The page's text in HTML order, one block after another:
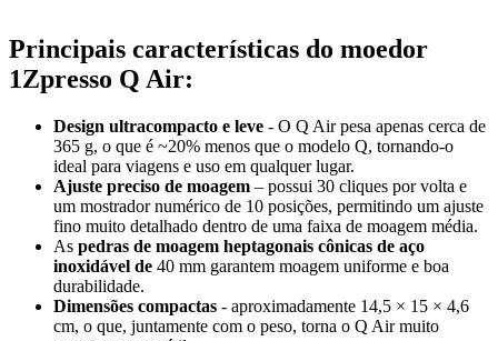
Principais características do moedor
1Zpresso Q Air:
Design ultracompacto e leve - O Q Air pesa apenas cerca de
365 g, o que é ~20% menos que o modelo Q, tornando-o
ideal para viagens e uso em qualquer lugar.
Ajuste preciso de moagem – possui 30 cliques por volta e
um mostrador numérico de 10 posições, permitindo um ajuste
fino muito detalhado dentro de uma faixa de moagem média.
As pedras de moagem heptagonais cônicas de aço
inoxidável de 40 mm garantem moagem uniforme e boa
durabilidade.
Dimensões compactas - aproximadamente 14,5 × 15 × 4,6
cm, o que, juntamente com o peso, torna o Q Air muito